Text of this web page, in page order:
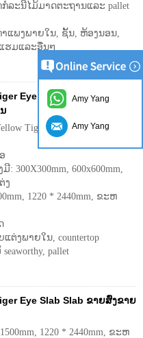
ລະນີໄມ້ມາດຕະຖານແລະ pallet
ແພງພາຍໃນ, ຊັ້ນ, ຫ້ອງນອນ,
ຮມແລະອື່ນໆ
Eye Slab Semi Precious
Tiger Eye Slab Semi
300X300mm, 600x600mm,
ງ
1220 * 2440mm, ຂະຫ
ຕ່ງພາຍໃນ, countertop
pallet
Eye Slab Slab ຂາຍສົ່ງຂາຍ
1220 * 2440mm, ຂະຫ
Amy Yang
Amy Yang